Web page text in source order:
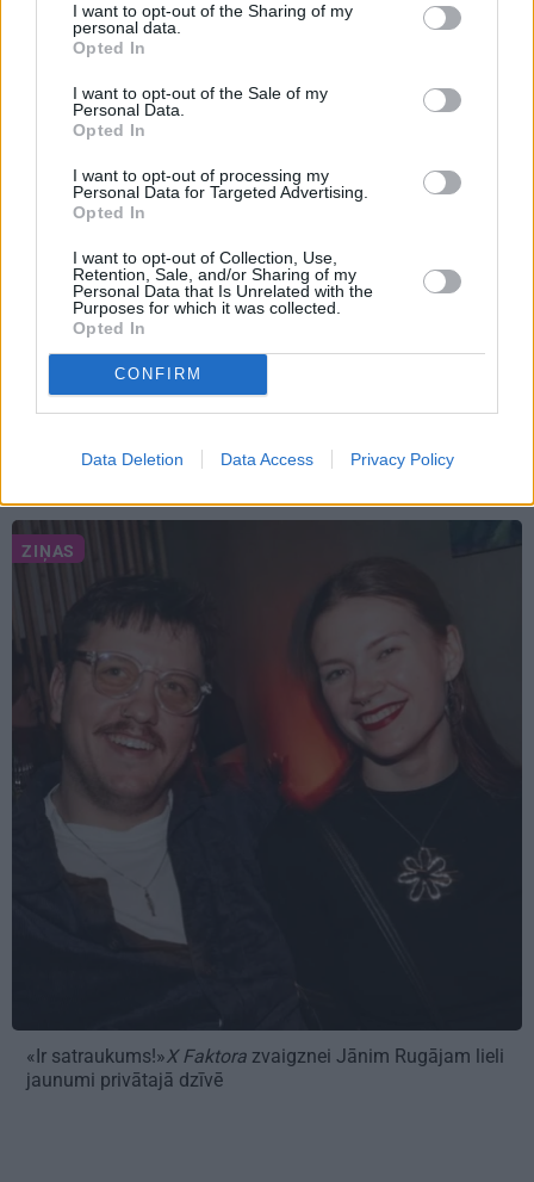
I want to opt-out of the Sharing of my
personal data.
Opted In
I want to opt-out of the Sale of my
Personal Data.
Opted In
I want to opt-out of processing my
Personal Data for Targeted Advertising.
Opted In
I want to opt-out of Collection, Use,
Retention, Sale, and/or Sharing of my
Personal Data that Is Unrelated with the
Purposes for which it was collected.
Opted In
CONFIRM
Data Deletion Data Access Privacy Policy
Brūsa Vilisa sieva atklāj, par ko šovasar
jutusies vainīga sava slimā vīra priekšā
SlavenāTutas lietu
aktrise Liene Sebre atklāj
iedarbināt vielmaiņu
neparastā veidā meklē
sev vīru
ZIŅAS
«Ir satraukums!»X Faktora zvaigznei Jānim Rugājam lieli
jaunumi privātajā dzīvē